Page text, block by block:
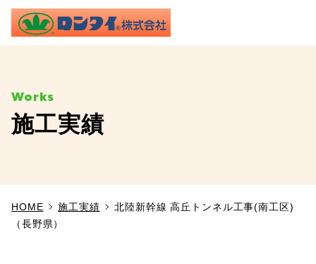
TOP
施工実績
施工実績
HOME 施工実績
北陸新幹線 高丘トンネル工事(南工区)
（長野県）